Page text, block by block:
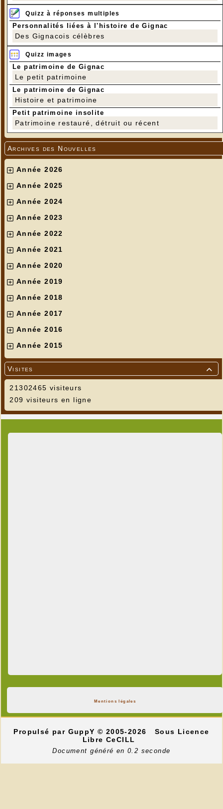
Quizz à réponses multiples
Personnalités liées à l'histoire de Gignac
Des Gignacois célèbres
Quizz images
Le patrimoine de Gignac
Le petit patrimoine
Le patrimoine de Gignac
Histoire et patrimoine
Petit patrimoine insolite
Patrimoine restauré, détruit ou récent
Archives des Nouvelles
Année 2026
Année 2025
Année 2024
Année 2023
Année 2022
Année 2021
Année 2020
Année 2019
Année 2018
Année 2017
Année 2016
Année 2015

Visites
21302465 visiteurs
209 visiteurs en ligne
Mentions légales
Propulsé par GuppY© 2005-2026
Sous Licence
Libre CeCILL
Document généré en 0.2 seconde